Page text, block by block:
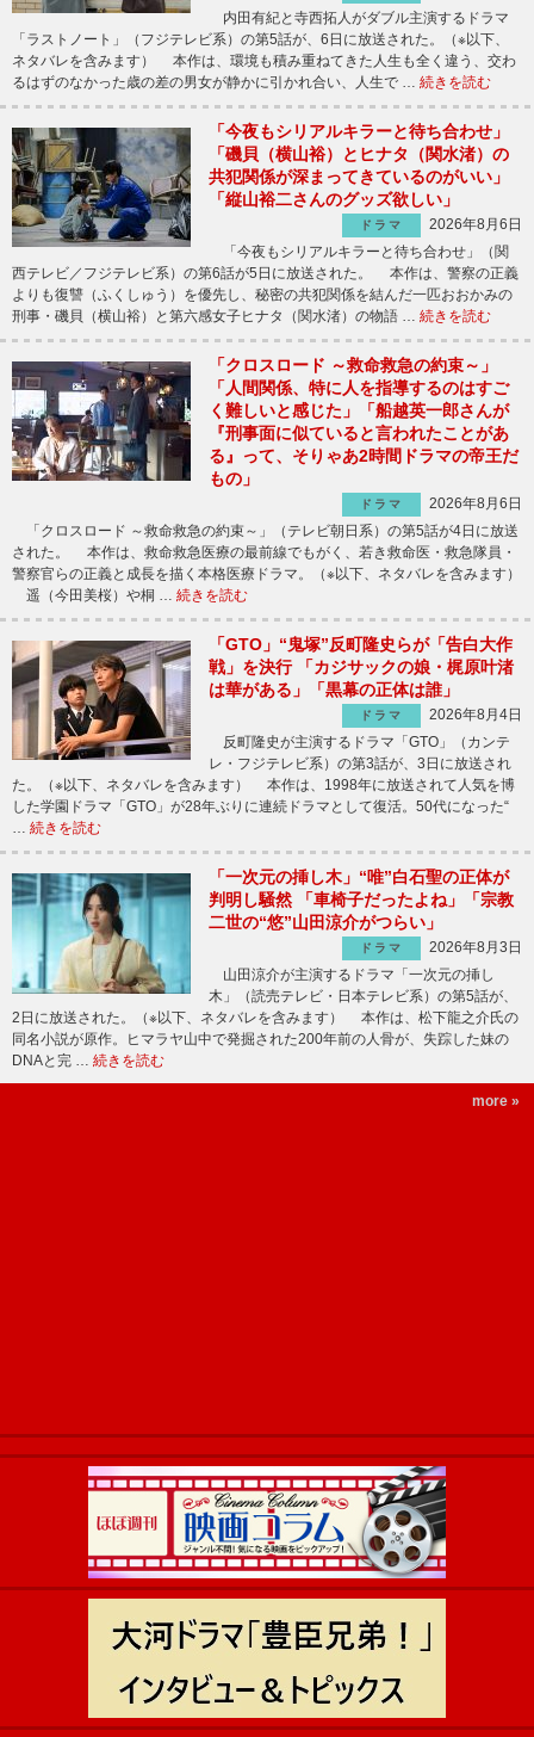
内田有紀と寺西拓人がダブル主演するドラマ
「ラストノート」（フジテレビ系）の第5話が、6日に放送された。（※以下、
ネタバレを含みます） 本作は、環境も積み重ねてきた人生も全く違う、交わ
るはずのなかった歳の差の男女が静かに引かれ合い、人生で … 続きを読む
「今夜もシリアルキラーと待ち合わせ」
「磯貝（横山裕）とヒナタ（関水渚）の
共犯関係が深まってきているのがいい」
「縦山裕二さんのグッズ欲しい」
ドラマ
2026年8月6日
「今夜もシリアルキラーと待ち合わせ」（関
西テレビ／フジテレビ系）の第6話が5日に放送された。 本作は、警察の正義
よりも復讐（ふくしゅう）を優先し、秘密の共犯関係を結んだ一匹おおかみの
刑事・磯貝（横山裕）と第六感女子ヒナタ（関水渚）の物語 … 続きを読む
「クロスロード ～救命救急の約束～」
「人間関係、特に人を指導するのはすご
く難しいと感じた」「船越英一郎さんが
『刑事面に似ていると言われたことがあ
る』って、そりゃあ2時間ドラマの帝王だ
もの」
ドラマ
2026年8月6日
「クロスロード ～救命救急の約束～」（テレビ朝日系）の第5話が4日に放送
された。 本作は、救命救急医療の最前線でもがく、若き救命医・救急隊員・
警察官らの正義と成長を描く本格医療ドラマ。（※以下、ネタバレを含みます）
遥（今田美桜）や桐 … 続きを読む
「GTO」“鬼塚”反町隆史らが「告白大作
戦」を決行 「カジサックの娘・梶原叶渚
は華がある」「黒幕の正体は誰」
ドラマ
2026年8月4日
反町隆史が主演するドラマ「GTO」（カンテ
レ・フジテレビ系）の第3話が、3日に放送され
た。（※以下、ネタバレを含みます） 本作は、1998年に放送されて人気を博
した学園ドラマ「GTO」が28年ぶりに連続ドラマとして復活。50代になった“
続きを読む
「一次元の挿し木」“唯”白石聖の正体が
判明し騒然 「車椅子だったよね」「宗教
二世の“悠”山田涼介がつらい」
ドラマ
2026年8月3日
山田涼介が主演するドラマ「一次元の挿し
木」（読売テレビ・日本テレビ系）の第5話が、
2日に放送された。（※以下、ネタバレを含みます） 本作は、松下龍之介氏の
同名小説が原作。ヒマラヤ山中で発掘された200年前の人骨が、失踪した妹の
DNAと完 … 続きを読む
more »